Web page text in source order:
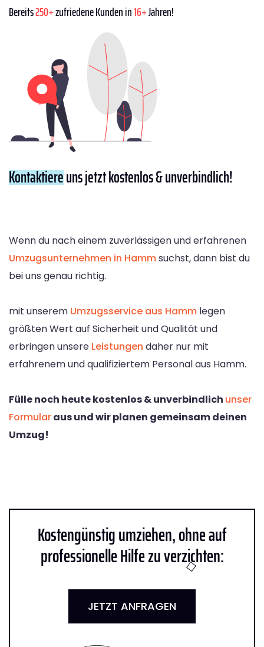
Bereits250+zufriedene Kunden in16+Jahren!
Kontaktiereuns jetzt kostenlos & unverbindlich!
Wenn du nach einem zuverlässigen und erfahrenen
Umzugsunternehmen in Hammsuchst, dann bist du
bei uns genau richtig.
mit unserem Umzugsservice aus Hamm legen
größten Wert auf Sicherheit und Qualität und
erbringen unsere Leistungen daher nur mit
erfahrenem und qualifiziertem Personal aus Hamm.
Fülle noch heute kostenlos & unverbindlich unser
Formularaus und wir planen gemeinsam deinen
Umzug!
Kostengünstig umziehen, ohne auf
professionelle Hilfe zu verzichten:
JETZT ANFRAGEN